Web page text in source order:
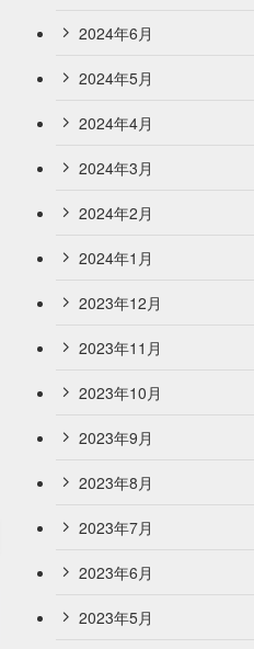
2024年6月
2024年5月
2024年4月
2024年3月
2024年2月
2024年1月
2023年12月
2023年11月
2023年10月
2023年9月
2023年8月
2023年7月
2023年6月
2023年5月